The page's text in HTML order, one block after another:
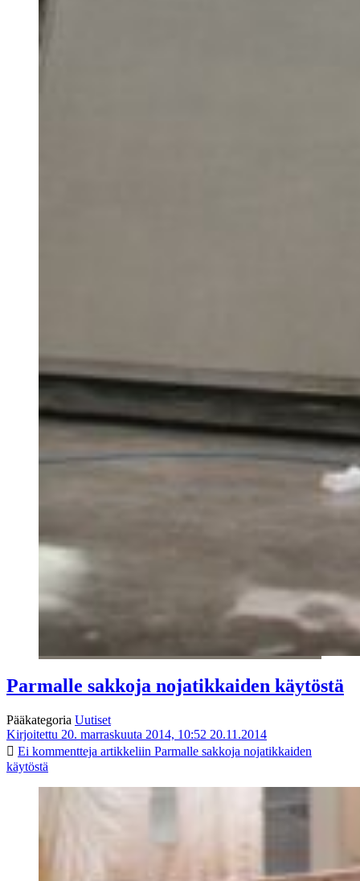
Parmalle sakkoja nojatikkaiden käytöstä
Pääkategoria Uutiset
Kirjoitettu 20. marraskuuta 2014, 10:52 20.11.2014
Ei kommentteja artikkeliin Parmalle sakkoja nojatikkaiden
käytöstä